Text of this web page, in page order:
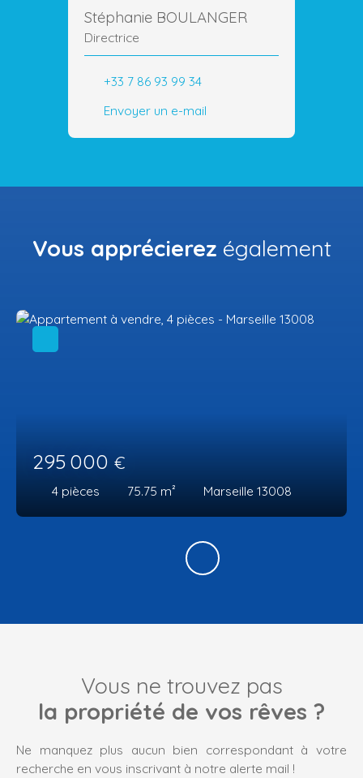
Stéphanie BOULANGER
Directrice
+33 7 86 93 99 34
Envoyer un e-mail
Vous apprécierez également
295 000 €
4 pièces 75.75 m² Marseille 13008
Vous ne trouvez pas
la propriété de vos rêves ?
Ne manquez plus aucun bien correspondant à votre
recherche en vous inscrivant à notre alerte mail !